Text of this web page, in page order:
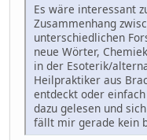
Es wäre interessant
Zusammenhang
unterschiedlichen
neue Wörter,
in der Esoterik/
Heilpraktiker aus
entdeckt oder
dazu gelesen und
fällt mir gerade kein